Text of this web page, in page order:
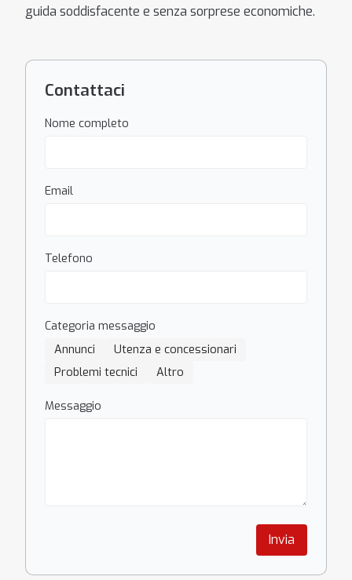
guida soddisfacente e senza sorprese economiche.
Contattaci
Nome completo
Email
Telefono
Categoria messaggio
Annunci
Utenza e concessionari
Problemi tecnici
Altro
Messaggio
Invia